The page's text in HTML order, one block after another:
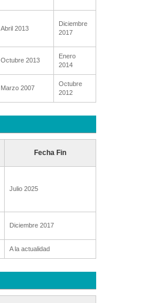
Abril 2013
Diciembre
2017
Octubre 2013
Enero
2014
Marzo 2007
Octubre
2012
Fecha Fin
Julio 2025
Diciembre 2017
A la actualidad